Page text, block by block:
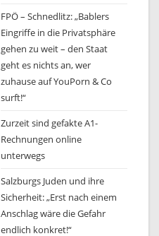
FPÖ – Schnedlitz: „Bablers
Eingriffe in die Privatsphäre
gehen zu weit – den Staat
geht es nichts an, wer
zuhause auf YouPorn & Co
surft!“
Zurzeit sind gefakte A1-
Rechnungen online
unterwegs
Salzburgs Juden und ihre
Sicherheit: „Erst nach einem
Anschlag wäre die Gefahr
endlich konkret!“